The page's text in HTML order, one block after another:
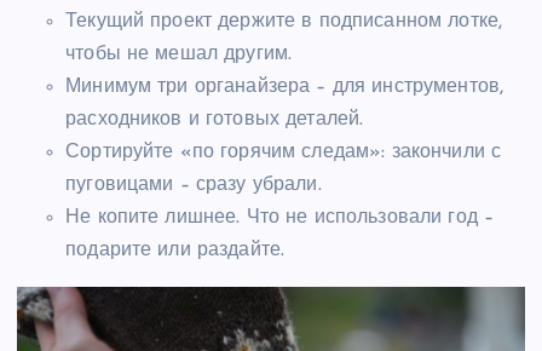
Текущий проект держите в подписанном лотке,
чтобы не мешал другим.
Минимум три органайзера – для инструментов,
расходников и готовых деталей.
Сортируйте «по горячим следам»: закончили с
пуговицами – сразу убрали.
Не копите лишнее. Что не использовали год –
подарите или раздайте.